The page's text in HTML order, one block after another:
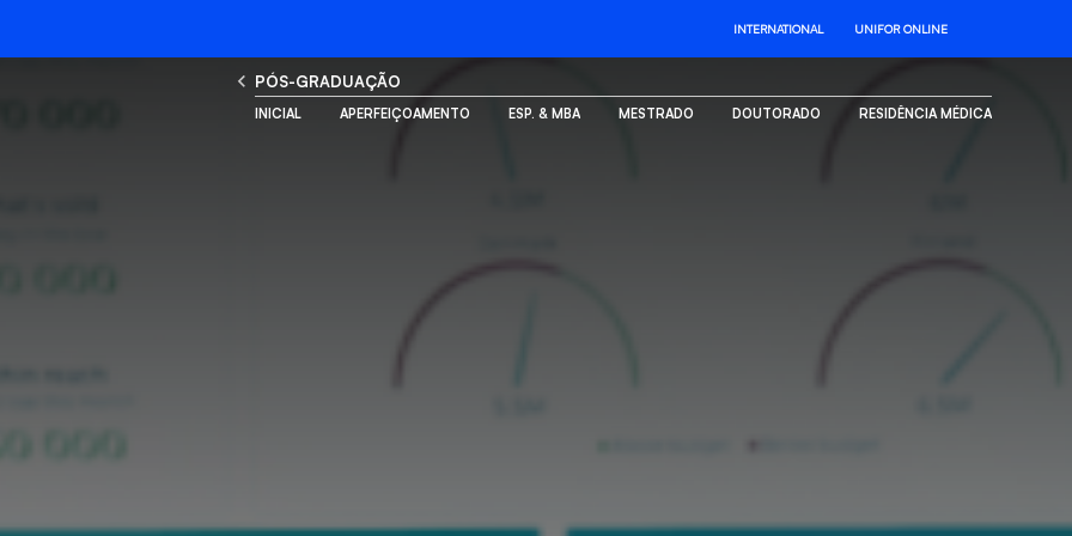
INTERNATIONAL UNIFOR ONLINE
PÓS-GRADUAÇÃO
INICIAL APERFEIÇOAMENTO ESP. & MBA MESTRADO DOUTORADO RESIDÊNCIA MÉDICA